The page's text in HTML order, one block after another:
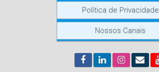
Política de Privacidade
Nossos Canais